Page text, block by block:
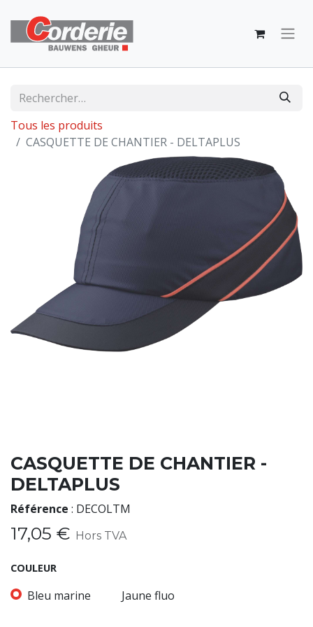
Tous les produits
CASQUETTE DE CHANTIER - DELTAPLUS
CASQUETTE DE CHANTIER -
DELTAPLUS
Référence : DECOLTM
17,05 € Hors TVA
COULEUR
Bleu marine Jaune fluo